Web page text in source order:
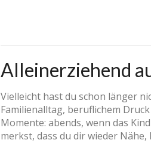
Alleinerziehend
Vielleicht hast du schon länger
Familienalltag, beruflichem
Momente: abends, wenn das
merkst, dass du dir wieder